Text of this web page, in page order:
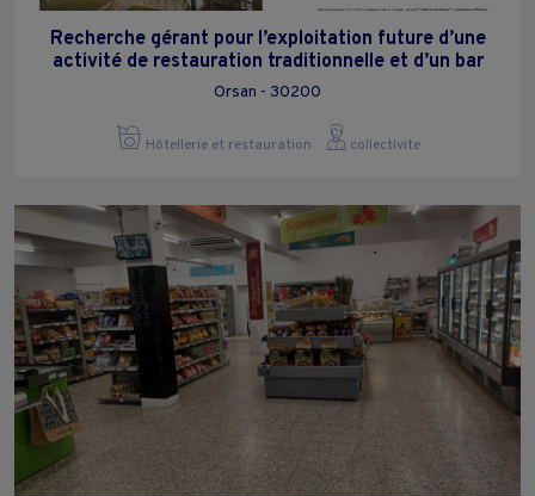
Recherche gérant pour l’exploitation future d’une
activité de restauration traditionnelle et d’un bar
Orsan - 30200
Hôtellerie et restauration collectivite